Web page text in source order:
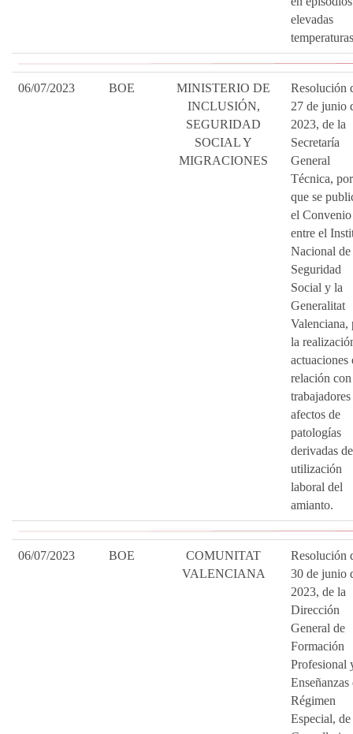
elevadas
06/07/2023 BOE
MINISTERIO DE
INCLUSIÓN,
SEGURIDAD
SOCIAL Y
MIGRACIONES
Resolución
27 de junio
2023, de la
Secretaría
General
Técnica,
que se
el Convenio
entre el
Nacional de
Seguridad
Social y la
Generalitat
Valenciana,
la
actuaciones
relación
trabajadores
afectos de
patologías
derivadas
utilización
laboral del
amianto.
06/07/2023 BOE
COMUNITAT
VALENCIANA
Resolución
30 de junio
2023, de la
Dirección
General de
Formación
Profesional
Enseñanzas
Régimen
Especial, de